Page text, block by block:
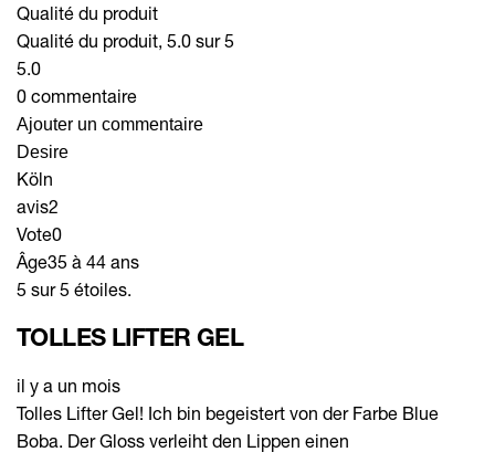
Qualité du produit
Qualité du produit, 5.0 sur 5
5.0
0 commentaire
Ajouter un commentaire
Desire
Köln
avis2
Vote0
Âge35 à 44 ans
5 sur 5 étoiles.
TOLLES LIFTER GEL
il y a un mois
Tolles Lifter Gel! Ich bin begeistert von der Farbe Blue
Boba. Der Gloss verleiht den Lippen einen